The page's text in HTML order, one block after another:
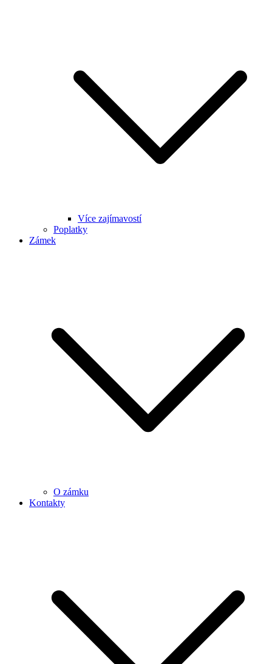
Více zajímavostí
Poplatky
Zámek
O zámku
Kontakty